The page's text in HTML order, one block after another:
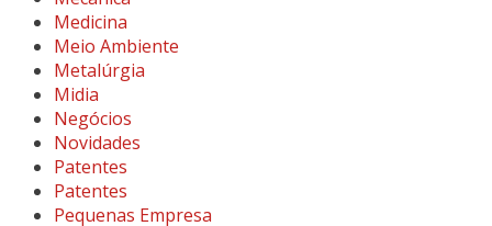
Medicina
Meio Ambiente
Metalúrgia
Midia
Negócios
Novidades
Patentes
Patentes
Pequenas Empresa